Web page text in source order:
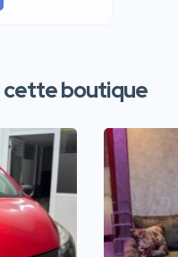
cette boutique